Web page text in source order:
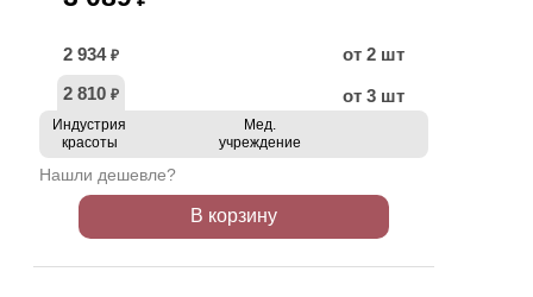
2 934 ₽
от 2 шт
2 810 ₽ от 3 шт
Индустрия
красоты
Мед.
учреждение
Нашли дешевле?
В корзину